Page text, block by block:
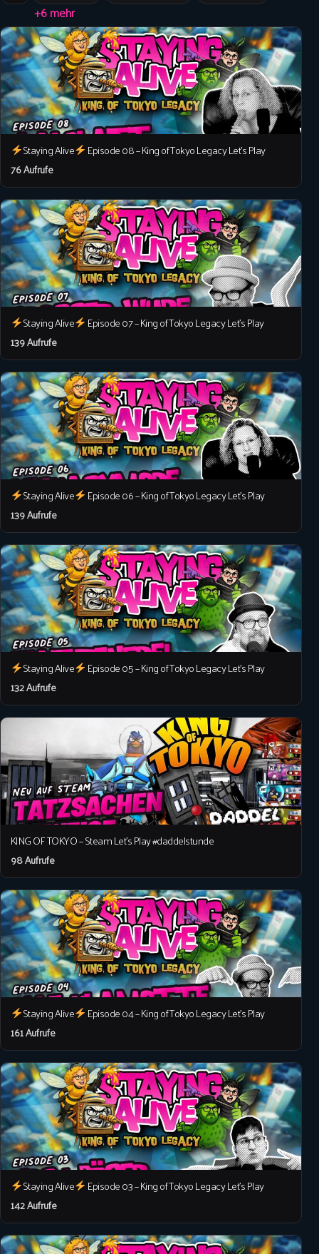
+6 mehr
Staying Alive
Episode 08 – King of Tokyo Legacy Let’s Play
76 Aufrufe
Staying Alive
Episode 07 – King of Tokyo Legacy Let’s Play
139 Aufrufe
Staying Alive
Episode 06 – King of Tokyo Legacy Let’s Play
139 Aufrufe
Staying Alive
Episode 05 – King of Tokyo Legacy Let’s Play
132 Aufrufe
KING OF TOKYO – Steam Let’s Play #daddelstunde
98 Aufrufe
Staying Alive
Episode 04 – King of Tokyo Legacy Let’s Play
161 Aufrufe
Staying Alive
Episode 03 – King of Tokyo Legacy Let’s Play
142 Aufrufe